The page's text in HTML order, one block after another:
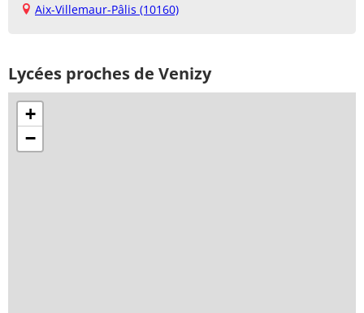
Aix-Villemaur-Pâlis (10160)
Lycées proches de Venizy
+
−